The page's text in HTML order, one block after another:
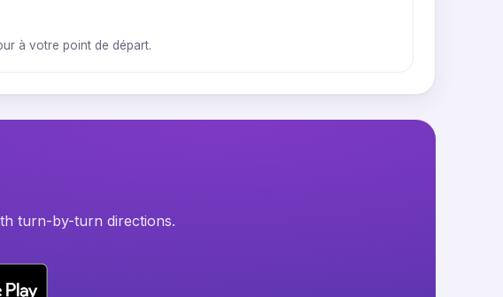
à votre point de départ.
turn-by-turn directions.